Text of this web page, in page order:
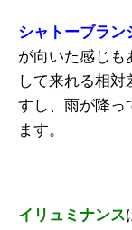
シャトーブラン
が向いた感じも
して来れる相
すし、雨が降っ
ます。
イリュミナンス